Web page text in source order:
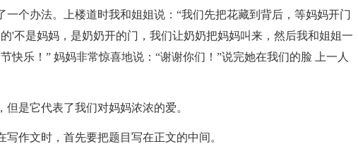
一个办法。上楼道时我和姐姐说：“我们先把花藏到背后，等妈妈开门
'不是妈妈，是奶奶开的门，我们让奶奶把妈妈叫来，然后我和姐姐一
快乐！” 妈妈非常惊喜地说：“谢谢你们！”说完她在我们的脸 上一人
是它代表了我们对妈妈浓浓的爱。
作文时，首先要把题目写在正文的中间。